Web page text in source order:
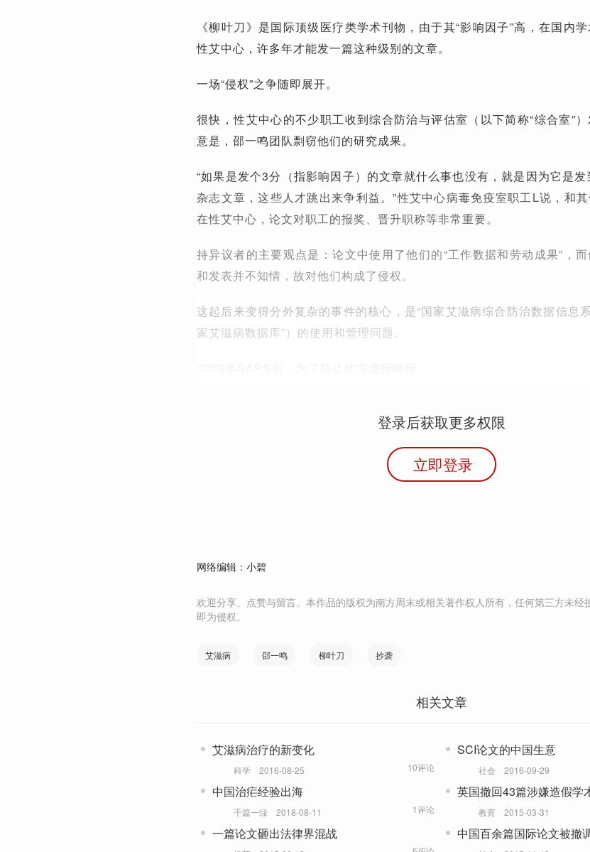
《柳叶刀》是国际顶级医疗类学术刊物，由于其“影响因子”高，在国内
性艾中心，许多年才能发一篇这种级别的文章。
一场“侵权”之争随即展开。
很快，性艾中心的不少职工收到综合防治与评估室（以下简称“综合室”
意是，邵一鸣团队剽窃他们的研究成果。
“如果是发个3分（指影响因子）的文章就什么事也没有，就是因为它是
杂志文章，这些人才跳出来争利益。”性艾中心病毒免疫室职工L说，和其
在性艾中心，论文对职工的报奖、晋升职称等非常重要。
持异议者的主要观点是：论文中使用了他们的“工作数据和劳动成果”，
和发表并不知情，故对他们构成了侵权。
这起后来变得分外复杂的事件的核心，是“国家艾滋病综合防治数据信息
家艾滋病数据库”）的使用和管理问题。
登录后获取更多权限
立即登录
网络编辑：小碧
欢迎分享、点赞与留言。本作品的版权为南方周末或相关著作权人所有，任何第三方未经
即为侵权。
艾滋病 邵一鸣 柳叶刀 抄袭
相关文章
艾滋病治疗的新变化
科学 2016-08-25 10评论
SCI论文的中国生意
社会 2016-09-29
中国治疟经验出海
千篇一绿 2018-08-11 1评论
英国撤回43篇涉嫌造假学
自中国高校
教育 2015-03-31
一篇论文砸出法律界混战
中国百余篇国际论文被撤